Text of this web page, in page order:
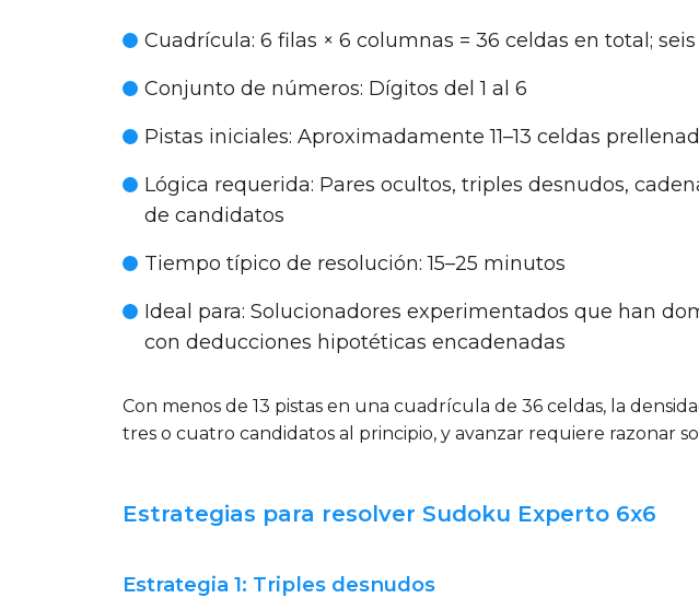
Cuadrícula: 6 filas × 6 columnas = 36 celdas en total;
Conjunto de números: Dígitos del 1 al 6
Pistas iniciales: Aproximadamente 11–13 celdas
Lógica requerida: Pares ocultos, triples desnudos,
de candidatos
Tiempo típico de resolución: 15–25 minutos
Ideal para: Solucionadores experimentados que han
con deducciones hipotéticas encadenadas
Con menos de 13 pistas en una cuadrícula de 36 celdas, la
tres o cuatro candidatos al principio, y avanzar requiere razonar
Estrategias para resolver Sudoku Experto 6x6
Estrategia 1: Triples desnudos